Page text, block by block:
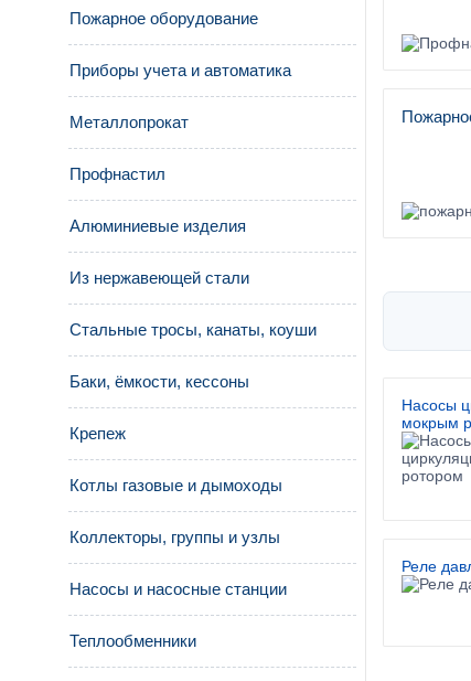
Пожарное оборудование
Приборы учета и автоматика
Металлопрокат
Профнастил
Алюминиевые изделия
Из нержавеющей стали
Стальные тросы, канаты, коуши
Баки, ёмкости, кессоны
Крепеж
Котлы газовые и дымоходы
Коллекторы, группы и узлы
Насосы и насосные станции
Теплообменники
Насосы
мокрым
Реле